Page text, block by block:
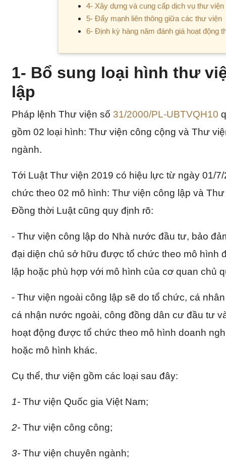
4- Xây dựng và cung cấp dịch vụ thư viện
5- Đẩy mạnh liên thông giữa các thư viện
6- Định kỳ hàng năm đánh giá hoạt động
1- Bổ sung loại hình thư
lập
Pháp lệnh Thư viện số 31/2000/PL-UBTVQH10
gồm 02 loại hình: Thư viện công cộng và Thư
ngành.
Tới Luật Thư viện 2019 có hiệu lực từ ngày 01/
chức theo 02 mô hình: Thư viện công lập và
Đồng thời Luật cũng quy định rõ:
- Thư viện công lập do Nhà nước đầu tư, bảo
đại diện chủ sở hữu được tổ chức theo mô hình
lập hoặc phù hợp với mô hình của cơ quan chủ
- Thư viện ngoài công lập sẽ do tổ chức, cá
cá nhận nước ngoài, công đồng dân cư đầu tư
hoạt động được tổ chức theo mô hình doanh
hoặc mô hình khác.
Cụ thể, thư viện gồm các loại sau đây:
1- Thư viện Quốc gia Việt Nam;
2- Thư viện công công;
3- Thư viện chuyên ngành;